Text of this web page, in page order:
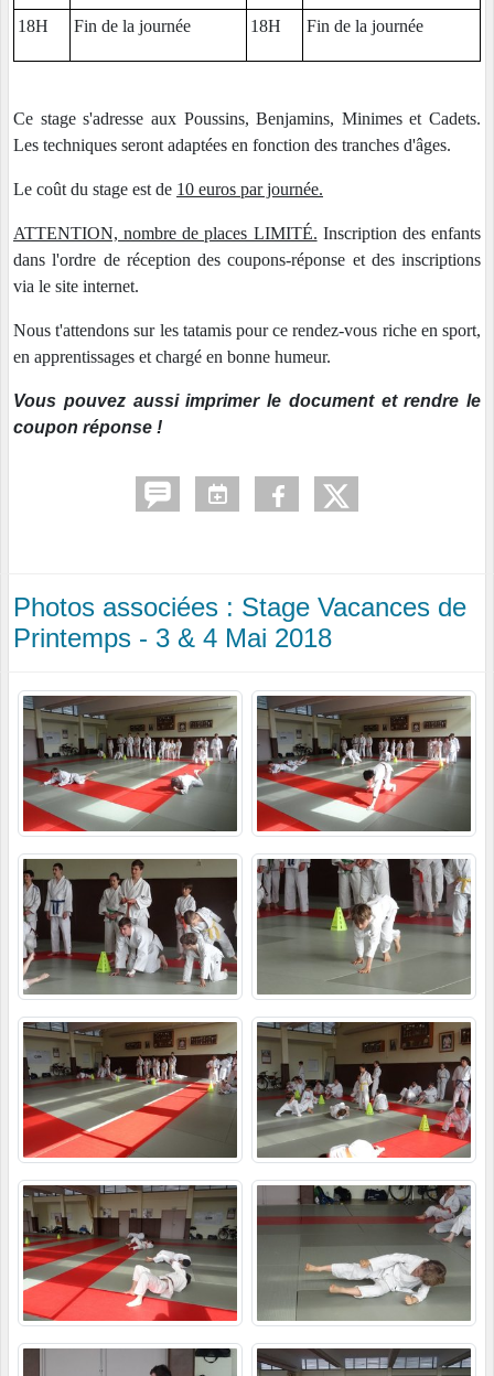
18H Fin de la journée 18H Fin de la journée
Ce stage s'adresse aux Poussins, Benjamins, Minimes et Cadets.
Les techniques seront adaptées en fonction des tranches d'âges.
Le coût du stage est de 10 euros par journée.
ATTENTION, nombre de places LIMITÉ. Inscription des enfants
dans l'ordre de réception des coupons-réponse et des inscriptions
via le site internet.
Nous t'attendons sur les tatamis pour ce rendez-vous riche en sport,
en apprentissages et chargé en bonne humeur.
Vous pouvez aussi imprimer le document et rendre le
coupon réponse !
Photos associées : Stage Vacances de
Printemps - 3 & 4 Mai 2018